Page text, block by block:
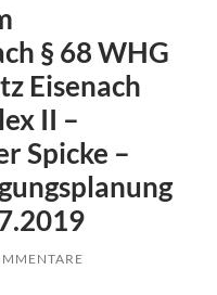
§ 68 WHG
Eisenach
II –
Spicke –